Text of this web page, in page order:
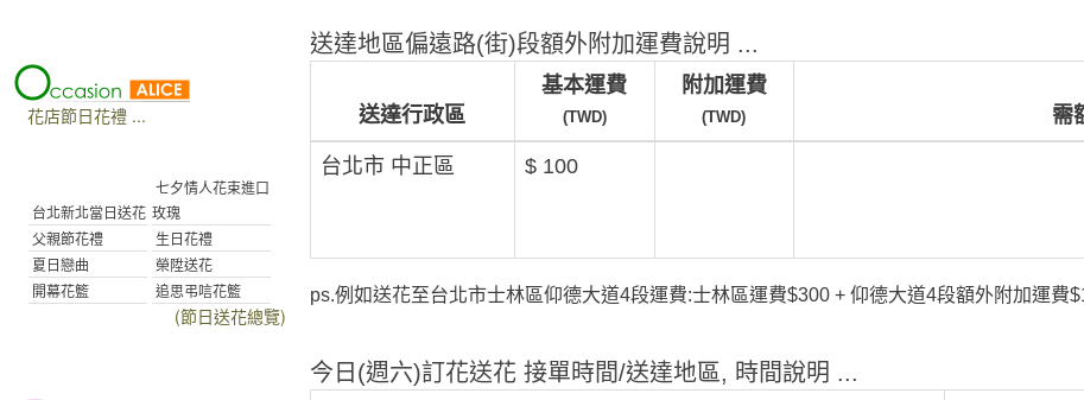
花店節日花禮 ...
台北新北當日送花
七夕情人花束進口
玫瑰
父親節花禮
生日花禮
夏日戀曲
榮陞送花
開幕花籃
追思弔唁花籃
(節日送花總覽)
送達地區偏遠路(街)段額外附加運費說明 ...
送達行政區
基本運費
(TWD)
附加運費
(TWD) 需
台北市 中正區 $ 100
ps.例如送花至台北市士林區仰德大道4段運費:士林區運費$300 + 仰德大道4段額外附加運費
今日(週六)訂花送花 接單時間/送達地區, 時間說明 ...